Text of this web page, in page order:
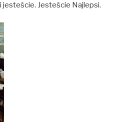
jesteście. Jesteście Najlepsi.